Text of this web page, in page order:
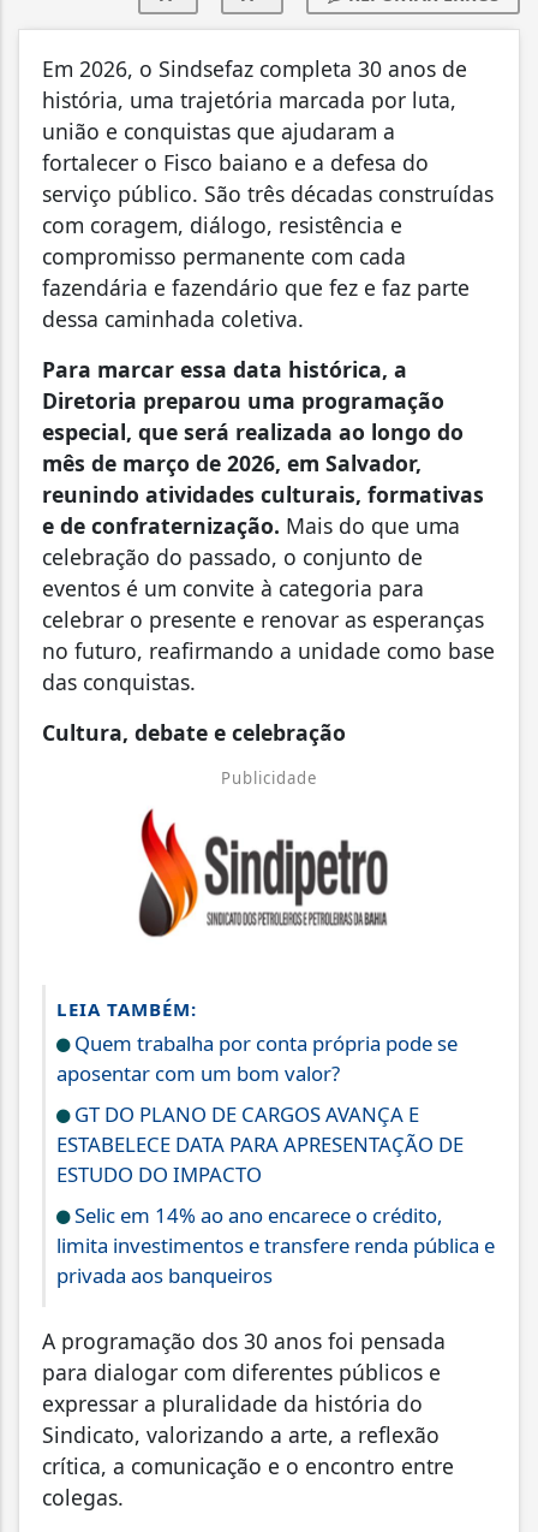
Em 2026, o Sindsefaz completa 30 anos de
história, uma trajetória marcada por luta,
união e conquistas que ajudaram a
fortalecer o Fisco baiano e a defesa do
serviço público. São três décadas construídas
com coragem, diálogo, resistência e
compromisso permanente com cada
fazendária e fazendário que fez e faz parte
dessa caminhada coletiva.
Para marcar essa data histórica, a
Diretoria preparou uma programação
especial, que será realizada ao longo do
mês de março de 2026, em Salvador,
reunindo atividades culturais, formativas
e de confraternização. Mais do que uma
celebração do passado, o conjunto de
eventos é um convite à categoria para
celebrar o presente e renovar as esperanças
no futuro, reafirmando a unidade como base
das conquistas.
Cultura, debate e celebração
Publicidade
LEIA TAMBÉM:
Quem trabalha por conta própria pode se
aposentar com um bom valor?
GT DO PLANO DE CARGOS AVANÇA E
ESTABELECE DATA PARA APRESENTAÇÃO DE
ESTUDO DO IMPACTO
Selic em 14% ao ano encarece o crédito,
limita investimentos e transfere renda pública e
privada aos banqueiros
A programação dos 30 anos foi pensada
para dialogar com diferentes públicos e
expressar a pluralidade da história do
Sindicato, valorizando a arte, a reflexão
crítica, a comunicação e o encontro entre
colegas.